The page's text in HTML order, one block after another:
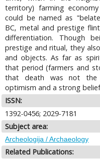
territory) farming
could be named as
ВС, metal and prestige
differentiation. Though
prestige and ritual, they
and objects. As far as
that period (farmers and
that death was not the
optimism and a strong
ISSN:
1392-0456; 2029-7181
Subject area:
Archeologija / Archaeology
Related Publications: